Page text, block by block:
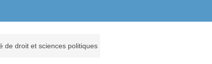
de droit et sciences politiques